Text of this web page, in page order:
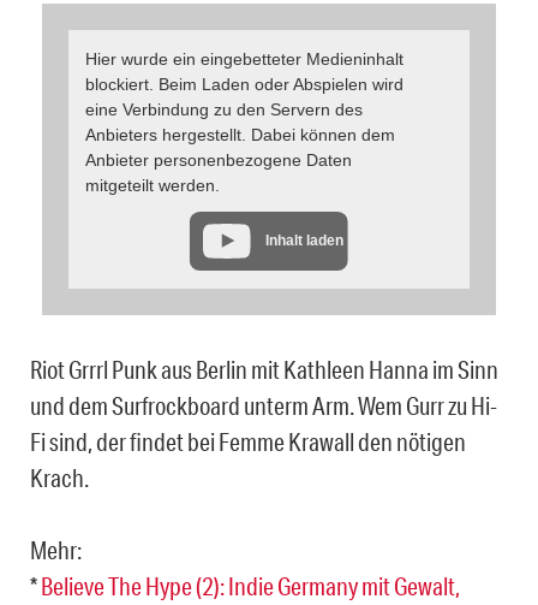
Hier wurde ein eingebetteter Medieninhalt
blockiert. Beim Laden oder Abspielen wird
eine Verbindung zu den Servern des
Anbieters hergestellt. Dabei können dem
Anbieter personenbezogene Daten
mitgeteilt werden.
Inhalt laden
Riot Grrrl Punk aus Berlin mit Kathleen Hanna im Sinn
und dem Surfrockboard unterm Arm. Wem Gurr zu Hi-
Fi sind, der findet bei Femme Krawall den nötigen
Krach.
Mehr:
*Believe The Hype (2): Indie Germany mit Gewalt,